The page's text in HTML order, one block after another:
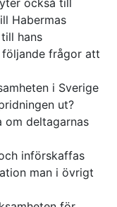
också till
Habermas
hans
frågor att
i Sverige
ut?
om deltagarnas
införskaffas
man i övrigt